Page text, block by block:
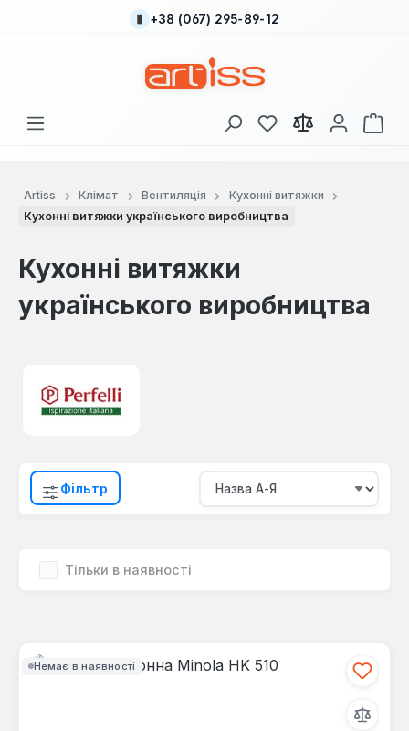
Перейти до основного вмісту
+38 (067) 295-89-12
У вас є 0 у списку
Artiss Клімат Вентиляція
Кухонні витяжки
Кухонні витяжки українського виробництва
Кухонні витяжки
українського виробництва
Фільтр
Тільки в наявності
Немає в наявності